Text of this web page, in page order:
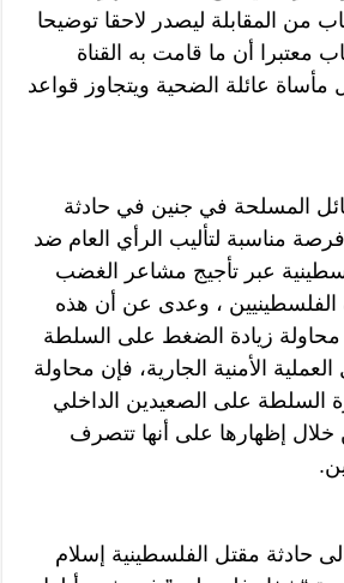
من المقابلة ليصدر لاحقا توضيحا
معتبرا أن ما قامت به القناة
عائلة الضحية ويتجاوز قواعد
المسلحة في جنين في حادثة
مناسبة لتأليب الرأي العام ضد
عبر تأجيج مشاعر الغضب
، وعدى عن أن هذه
زيادة الضغط على السلطة
الأمنية الجارية، فإن محاولة
السلطة على الصعيدين الداخلي
إظهارها على أنها تتصرف
حادثة مقتل الفلسطينية إسلام